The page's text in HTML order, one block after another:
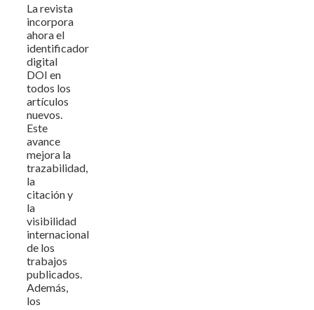
La revista
incorpora
ahora el
identificador
digital
DOI en
todos los
artículos
nuevos.
Este
avance
mejora la
trazabilidad,
la
citación y
la
visibilidad
internacional
de los
trabajos
publicados.
Además,
los